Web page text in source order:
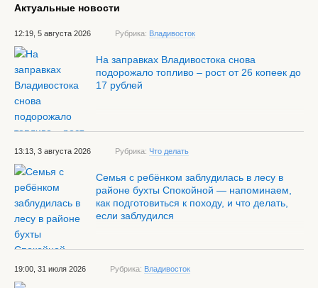
Актуальные новости
12:19, 5 августа 2026 Рубрика: Владивосток
На заправках Владивостока снова
подорожало топливо – рост от 26 копеек до
17 рублей
13:13, 3 августа 2026 Рубрика: Что делать
Семья с ребёнком заблудилась в лесу в
районе бухты Спокойной — напоминаем,
как подготовиться к походу, и что делать,
если заблудился
19:00, 31 июля 2026 Рубрика: Владивосток